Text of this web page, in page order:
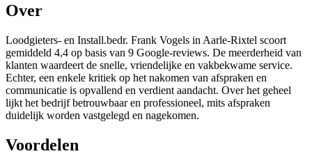
Over
Loodgieters- en Install.bedr. Frank Vogels in Aarle‑Rixtel scoort
gemiddeld 4,4 op basis van 9 Google‑reviews. De meerderheid van
klanten waardeert de snelle, vriendelijke en vakbekwame service.
Echter, een enkele kritiek op het nakomen van afspraken en
communicatie is opvallend en verdient aandacht. Over het geheel
lijkt het bedrijf betrouwbaar en professioneel, mits afspraken
duidelijk worden vastgelegd en nagekomen.
Voordelen